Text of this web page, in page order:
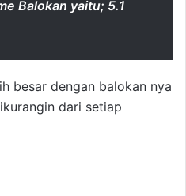
Balokan yaitu; 5.1
besar dengan balokan nya
dari setiap